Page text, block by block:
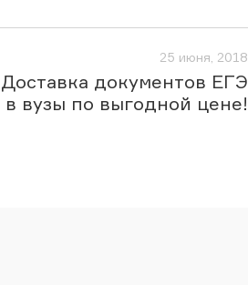
25 июня, 2018
Доставка документов ЕГЭ
в вузы по выгодной цене!